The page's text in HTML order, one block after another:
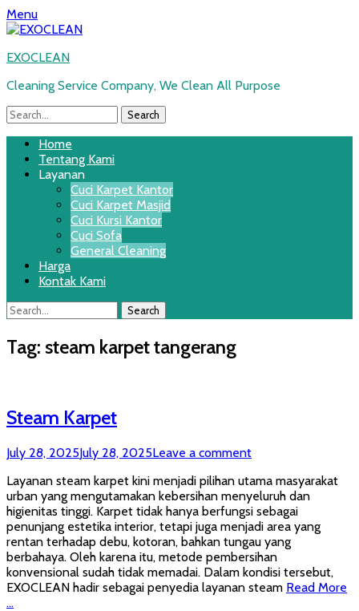
Menu
EXOCLEAN
Cleaning Service Company, We Clean All Purpose
Search
for:
Primary
Menu
Skip
content
Home
Tentang Kami
Layanan
Cuci Karpet Kantor
Cuci Karpet Masjid
Cuci Kursi Kantor
Cuci Sofa
General Cleaning
Harga
Kontak Kami
Search
Search
for:
Tag: steam karpet tangerang
Steam Karpet
Posted
July 28, 2025July 28, 2025Leave a comment
Layanan steam karpet kini menjadi pilihan utama masyarakat
urban yang mengutamakan kebersihan menyeluruh dan
higienitas tinggi. Karpet tidak hanya berfungsi sebagai
penunjang estetika interior, tetapi juga menjadi area yang
rentan terhadap debu, kotoran, bahkan tungau yang
berbahaya. Oleh karena itu, metode pembersihan
konvensional sudah tidak memadai. Dalam kondisi tersebut,
EXOCLEAN hadir sebagai penyedia layanan steam Read More
…